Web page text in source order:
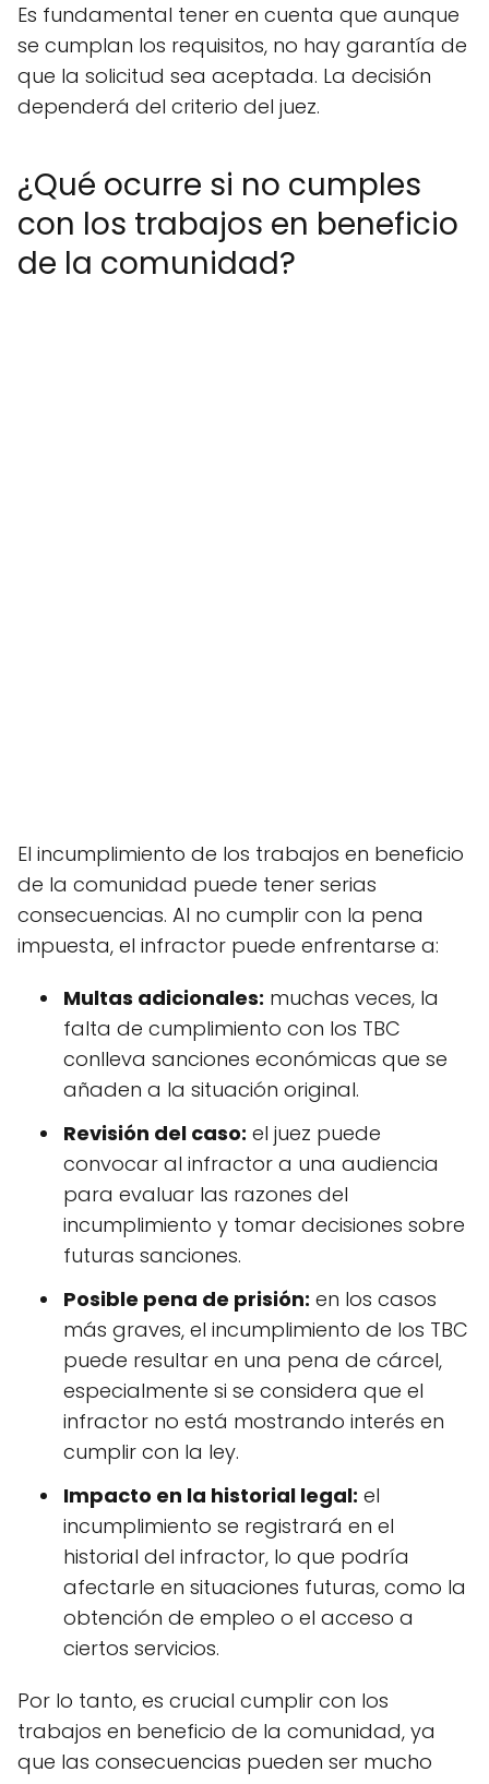
Es fundamental tener en cuenta que aunque
se cumplan los requisitos, no hay garantía de
que la solicitud sea aceptada. La decisión
dependerá del criterio del juez.
¿Qué ocurre si no cumples
con los trabajos en beneficio
de la comunidad?
El incumplimiento de los trabajos en beneficio
de la comunidad puede tener serias
consecuencias. Al no cumplir con la pena
impuesta, el infractor puede enfrentarse a:
Multas adicionales: muchas veces, la
falta de cumplimiento con los TBC
conlleva sanciones económicas que se
añaden a la situación original.
Revisión del caso: el juez puede
convocar al infractor a una audiencia
para evaluar las razones del
incumplimiento y tomar decisiones sobre
futuras sanciones.
Posible pena de prisión: en los casos
más graves, el incumplimiento de los TBC
puede resultar en una pena de cárcel,
especialmente si se considera que el
infractor no está mostrando interés en
cumplir con la ley.
Impacto en la historial legal: el
incumplimiento se registrará en el
historial del infractor, lo que podría
afectarle en situaciones futuras, como la
obtención de empleo o el acceso a
ciertos servicios.
Por lo tanto, es crucial cumplir con los
trabajos en beneficio de la comunidad, ya
que las consecuencias pueden ser mucho